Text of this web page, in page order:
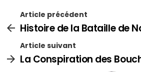
Article précédent
Histoire de la Bataille de
Article suivant
La Conspiration des